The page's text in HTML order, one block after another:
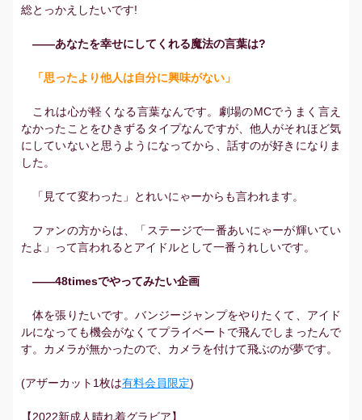
総とっかえしたいです!
――あなたを幸せにしてくれる魔法の言葉は?
「思ったより他人は自分に興味がない」
これは心が軽くなる言葉なんです。劇場のMCでうまく言え
なかったことをひきずるタイプなんですが、他人がそれほど気
にしていないと思うようになってから、話すのが好きになりま
した。
「見てて変わった」とれいにゃーからも言われます。
ファンの方からは、「ステージで一番あいにゃーが輝いてい
たよ」って言われるとアイドルとして一番うれしいです。
――48timesでやってみたい企画
体を張りたいです。バンジージャンプをやりたくて、アイド
ルになっても機会がなくてプライベートで飛んでしまったんで
す。カメラが無かったので、カメラを付けて飛ぶのが夢です。
(アザーカット1枚は有料会員限定)
【2022新成人晴れ着グラビア】